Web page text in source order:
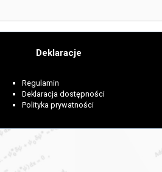
Deklaracje
Regulamin
Deklaracja dostępności
Polityka prywatności